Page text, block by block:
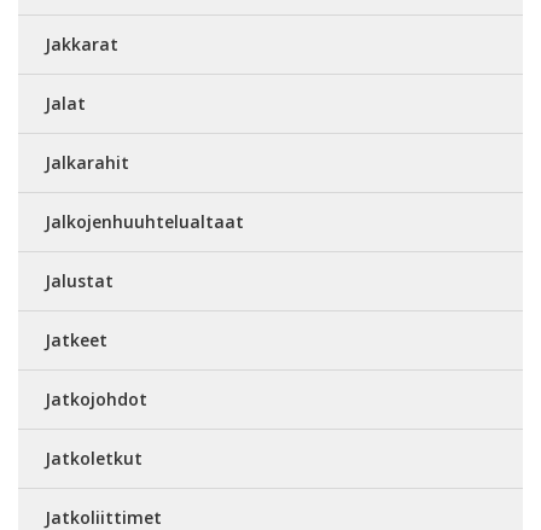
Jakkarat
Jalat
Jalkarahit
Jalkojenhuuhtelualtaat
Jalustat
Jatkeet
Jatkojohdot
Jatkoletkut
Jatkoliittimet